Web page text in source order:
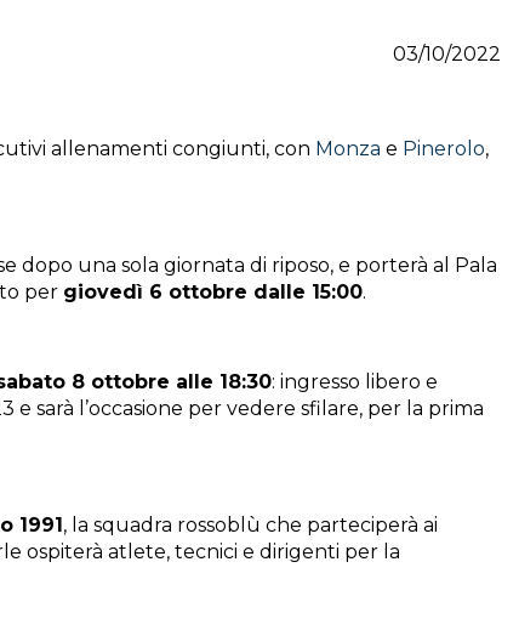
03/10/2022
allenamenti congiunti, con Monza e Pinerolo,
dopo una sola giornata di riposo, e porterà al Pala
per giovedì 6 ottobre dalle 15:00.
8 ottobre alle 18:30: ingresso libero e
sarà l’occasione per vedere sfilare, per la prima
1991, la squadra rossoblù che parteciperà ai
ospiterà atlete, tecnici e dirigenti per la